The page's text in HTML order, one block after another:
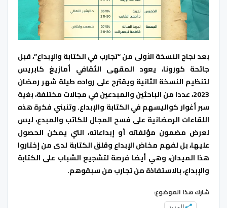
بعد نجاح النسخة الأولى من “تجارب في الكتابة والإبداع”، قبل
جائحة كورونا، يعود المقهى الثقافي أمازيغ كابريس
لتنظيم النسخة الثانية ويقترح على رواده طيلة شهر رمضان
2023، عددا من الباحثين والمبدعين في مجالات مختلفة، بغية
سبر أغوار كواليسهم في الكتابة والإبداع. وتنبني فكرة هذه
اللقاءات الرمضانية على فسح المجال للكاتب والمبدع، ليس
لعرض مضمون مؤلفاته أو إبداعاته، التي يمكن الحصول
عليها، بل لفهم مخاض الإبداع وقلق الكتابة لدى من إختاروا
هذا الميدان، وهي أيضا فرصة لتشجيع الشباب على الكتابة
والإبداع، بالاستفاذة من تجارب من سبقوهم.
شارك هذا الموضوع: